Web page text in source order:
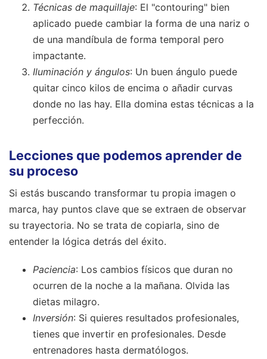
Técnicas de maquillaje: El "contouring" bien
aplicado puede cambiar la forma de una nariz o
de una mandíbula de forma temporal pero
impactante.
Iluminación y ángulos: Un buen ángulo puede
quitar cinco kilos de encima o añadir curvas
donde no las hay. Ella domina estas técnicas a la
perfección.
Lecciones que podemos aprender de
su proceso
Si estás buscando transformar tu propia imagen o
marca, hay puntos clave que se extraen de observar
su trayectoria. No se trata de copiarla, sino de
entender la lógica detrás del éxito.
Paciencia: Los cambios físicos que duran no
ocurren de la noche a la mañana. Olvida las
dietas milagro.
Inversión: Si quieres resultados profesionales,
tienes que invertir en profesionales. Desde
entrenadores hasta dermatólogos.